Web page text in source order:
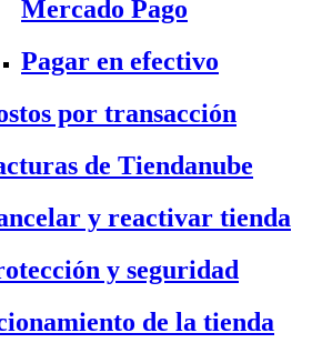
Mercado Pago
Pagar en efectivo
por transacción
de Tiendanube
y reactivar tienda
y seguridad
de la tienda